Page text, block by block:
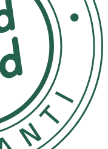
Acrylates
Benzyl Alcohol,
(Sweet
Sodium
PEG-7 Glyceryl
Disodium EDTA,
Lauryl Sulfate,
Methylpropional,